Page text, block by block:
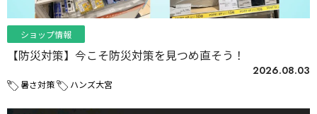
ショップ情報
【防災対策】今こそ防災対策を見つめ直そう！
2026.08.03
暑さ対策 ハンズ大宮